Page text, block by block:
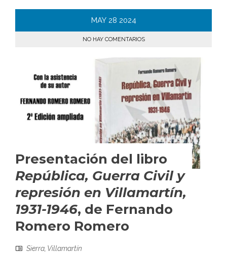
MAY 28 2024
NO HAY COMENTARIOS
Presentación del libro
República, Guerra Civil y
represión en Villamartín,
1931-1946, de Fernando
Romero Romero
Sierra Villamartín